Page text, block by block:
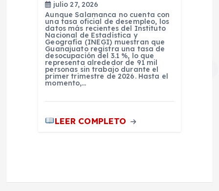
julio 27, 2026
Aunque Salamanca no cuenta con
una tasa oficial de desempleo, los
datos más recientes del Instituto
Nacional de Estadística y
Geografía (INEGI) muestran que
Guanajuato registra una tasa de
desocupación del 3.1 %, lo que
representa alrededor de 91 mil
personas sin trabajo durante el
primer trimestre de 2026. Hasta el
momento,…
LEER COMPLETO